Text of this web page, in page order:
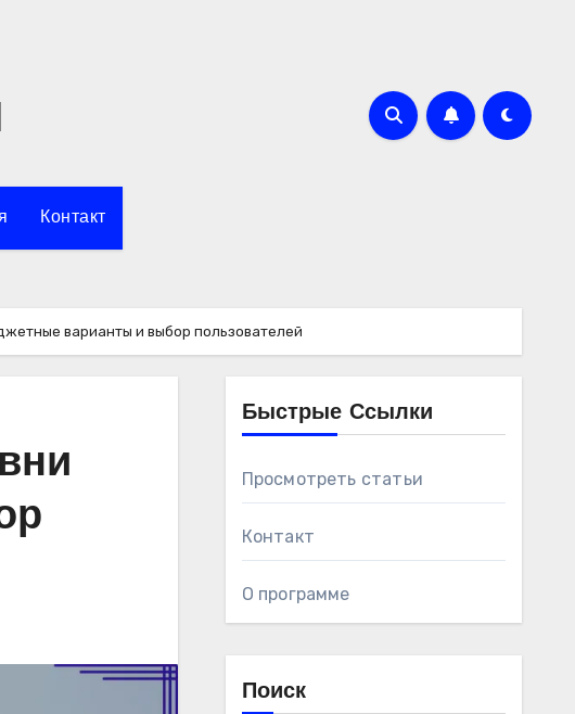
Контакт
варианты и выбор пользователей
Быстрые Ссылки
Просмотреть статьи
Контакт
О программе
Поиск